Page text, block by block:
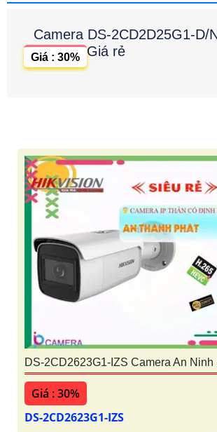
Camera DS-2CD2D25G1-D/
Giá rẻ
Giá : 30%
DS-2CD2623G1-IZS Camera An Ninh
Giá : 30%
DS-2CD2623G1-IZS